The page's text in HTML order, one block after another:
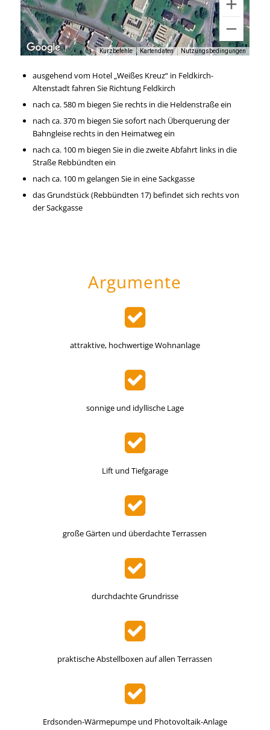
Kurzbefehle Kartendaten Nutzungsbedingungen
ausgehend vom Hotel „Weißes Kreuz“ in Feldkirch-
Altenstadt fahren Sie Richtung Feldkirch
nach ca. 580 m biegen Sie rechts in die Heldenstraße ein
nach ca. 370 m biegen Sie sofort nach Überquerung der
Bahngleise rechts in den Heimatweg ein
nach ca. 100 m biegen Sie in die zweite Abfahrt links in die
Straße Rebbündten ein
nach ca. 100 m gelangen Sie in eine Sackgasse
das Grundstück (Rebbündten 17) befindet sich rechts von
der Sackgasse
Argumente
attraktive, hochwertige Wohnanlage
sonnige und idyllische Lage
Lift und Tiefgarage
große Gärten und überdachte Terrassen
durchdachte Grundrisse
praktische Abstellboxen auf allen Terrassen
Erdsonden-Wärmepumpe und Photovoltaik-Anlage